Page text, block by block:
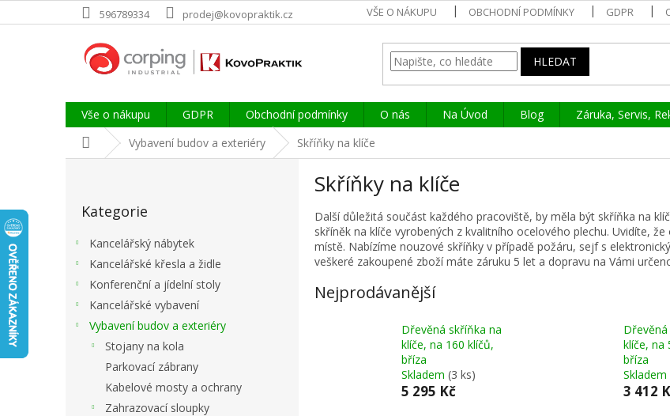
na
596789334 prodej@kovopraktik.cz VŠE O NÁKUPU OBCHODNÍ PODMÍNKY GDPR
HLEDAT
Vše o nákupu GDPR Obchodní podmínky O nás Na Úvod Blog
Záruka, Servis,
DomůVybavení budov a exteriéry Skříňky na klíče
kategorie
Kategorie
Kancelářský nábytek
Kancelářské křesla a židle
Konferenční a jídelní stoly
Kancelářské vybavení
Vybavení budov a exteriéry
Stojany na kola
Parkovací zábrany
Kabelové mosty a ochrany
Zahrazovací sloupky
Skříňky na klíče
Další důležitá součást každého pracoviště, by měla být skříňka na
skříněk na klíče vyrobených z kvalitního ocelového plechu. Uvidíte,
místě. Nabízíme nouzové skříňky v případě požáru, sejf s
veškeré zakoupené zboží máte záruku 5 let a dopravu na Vámi
Nejprodávanější
Dřevěná skříňka na
klíče, na 160 klíčů,
bříza
Skladem (3 ks)
5 295 Kč
klíče, na
bříza
Skladem
3 412